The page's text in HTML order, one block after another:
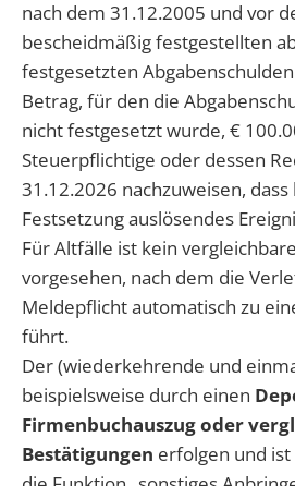
nach dem 31.12.2005 und vor
bescheidmäßig festgestellten
festgesetzten
Betrag, für den die
nicht festgesetzt wurde, €
Steuerpflichtige oder dessen
31.12.2026 nachzuweisen,
Festsetzung auslösendes
Für Altfälle ist kein
vorgesehen, nach dem die
Meldepflicht automatisch zu
führt.
Der (wiederkehrende und
beispielsweise durch einen
Firmenbuchauszug oder
Bestätigungen erfolgen und